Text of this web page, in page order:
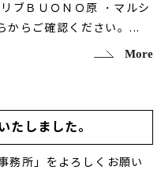
ブＢＵＯＮＯ原 ・マルシ
らご確認ください。...
More
たしました。
務所」をよろしくお願い